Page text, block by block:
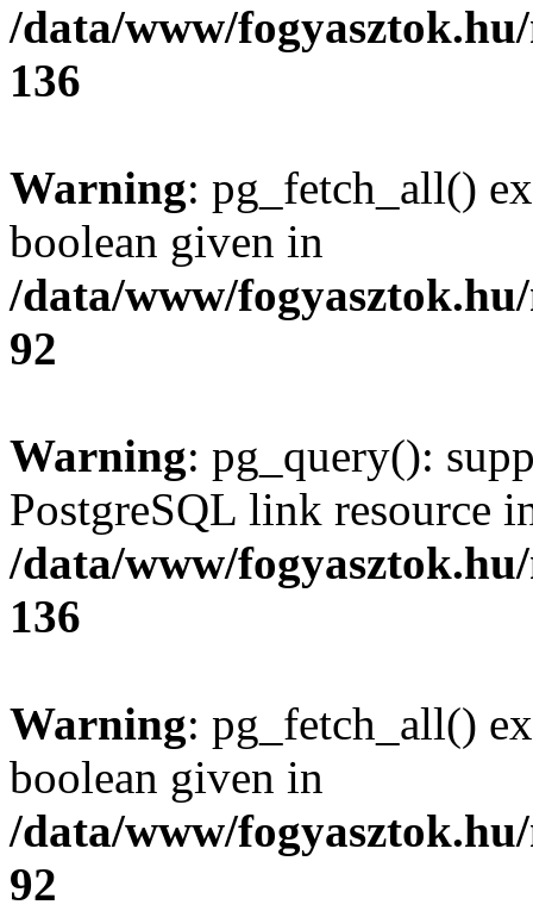
/data/www/
136
Warning: pg_fetch_all()
boolean given in
/data/www/
92
Warning: pg_query():
PostgreSQL link resource
/data/www/
136
Warning: pg_fetch_all()
boolean given in
/data/www/
92